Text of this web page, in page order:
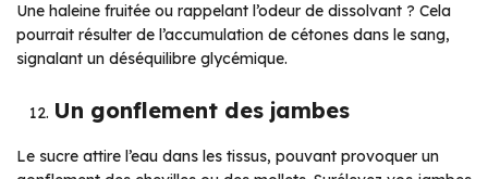
Une haleine fruitée ou rappelant l’odeur de dissolvant ? Cela
pourrait résulter de l’accumulation de cétones dans le sang,
signalant un déséquilibre glycémique.
Un gonflement des jambes
Le sucre attire l’eau dans les tissus, pouvant provoquer un